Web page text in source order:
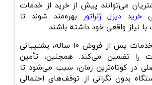
می‌توانند پیش از خرید از خدمات
خرید دیزل ژنراتور بهره‌مند شوند تا
نیاز واقعی خود داشته باشند.
پس از فروش 10 ساله
، پشتیبانی
را تضمین می‌کند. همچنین، تأمین
در کوتاه‌ترین زمان، سبب می‌شود تا
بدون نگرانی از توقف‌های احتمالی